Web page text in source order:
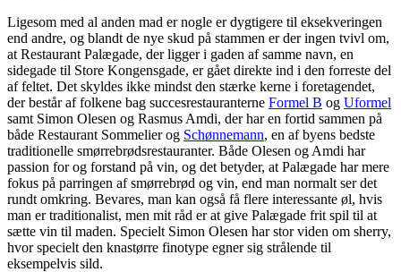
Ligesom med al anden mad er nogle er dygtigere til eksekveringen
end andre, og blandt de nye skud på stammen er der ingen tvivl om,
at Restaurant Palægade, der ligger i gaden af samme navn, en
sidegade til Store Kongensgade, er gået direkte ind i den forreste del
af feltet. Det skyldes ikke mindst den stærke kerne i foretagendet,
der består af folkene bag succesrestauranterne Formel B og Uformel
samt Simon Olesen og Rasmus Amdi, der har en fortid sammen på
både Restaurant Sommelier og Schønnemann, en af byens bedste
traditionelle smørrebrødsrestauranter. Både Olesen og Amdi har
passion for og forstand på vin, og det betyder, at Palægade har mere
fokus på parringen af smørrebrød og vin, end man normalt ser det
rundt omkring. Bevares, man kan også få flere interessante øl, hvis
man er traditionalist, men mit råd er at give Palægade frit spil til at
sætte vin til maden. Specielt Simon Olesen har stor viden om sherry,
hvor specielt den knastørre finotype egner sig strålende til
eksempelvis sild.